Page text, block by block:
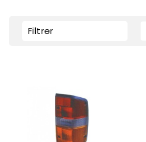
Filtrer